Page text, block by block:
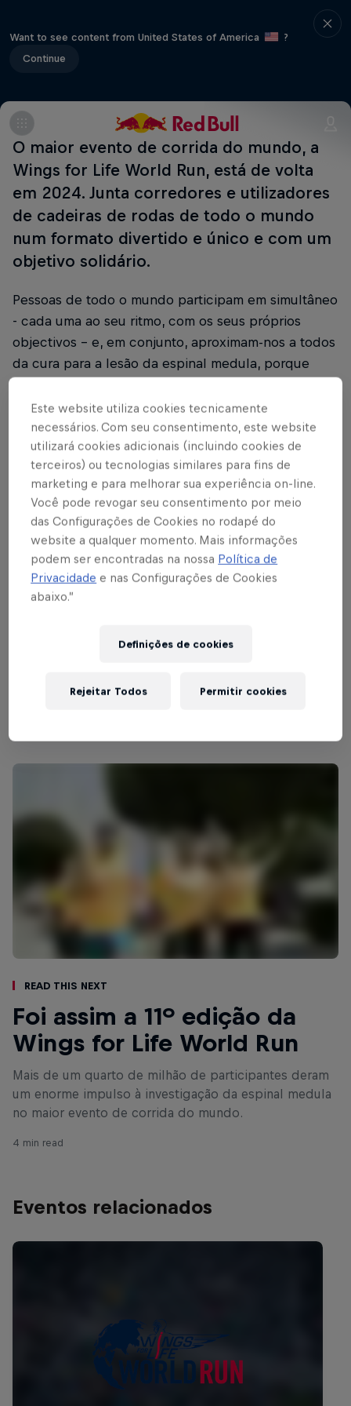
Want to see content from United States of America
?
Continue
O maior evento de corrida do mundo, a
Wings for Life World Run, está de volta
em 2024. Junta corredores e utilizadores
de cadeiras de rodas de todo o mundo
num formato divertido e único e com um
objetivo solidário.
Pessoas de todo o mundo participam em simultâneo
- cada uma ao seu ritmo, com os seus próprios
objectivos - e, em conjunto, aproximam-nos a todos
da cura para a lesão da espinal medula, porque
investigação da cura para a lesão.
As inscrições para participar na Wings for Life World
Run 2024 estão finalmente abertas.Inscreve-te já!
Parceiros
Read This Next
Foi assim a 11º edição da
Wings for Life World Run
Mais de um quarto de milhão de participantes deram
um enorme impulso à investigação da espinal medula
no maior evento de corrida do mundo.
4 min read
Eventos relacionados
Este website utiliza cookies tecnicamente
necessários. Com seu consentimento, este website
utilizará cookies adicionais (incluindo cookies de
terceiros) ou tecnologias similares para fins de
marketing e para melhorar sua experiência on-line.
Você pode revogar seu consentimento por meio
das Configurações de Cookies no rodapé do
website a qualquer momento. Mais informações
podem ser encontradas na nossa Política de
Privacidade e nas Configurações de Cookies
abaixo.”
Definições de cookies
Rejeitar Todos Permitir cookies